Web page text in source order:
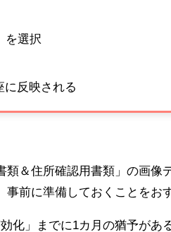
を選択
に反映される
類＆住所確認用書類」の画
前に準備しておくことをお
化」までに1 カ月の猶予があ